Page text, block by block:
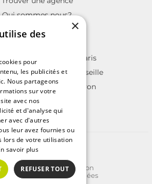
Qui sommes nous?
La charte Interkab
immobilières sur Paris
immobilières sur Marseille
immobilières sur Lyon
| Tous droits réservés
Plan du site
Générales d'Utilisation
de protection des données
×
des
pour
les publicités et
Nous partageons
sur votre
avec nos
et d'analyse qui
avec d'autres
leur avez fournies ou
lors de votre utilisation
savoir plus
REFUSER TOUT